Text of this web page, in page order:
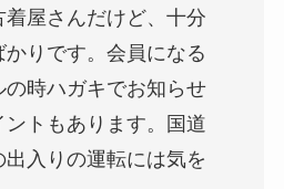
着屋さんだけど、十分
かりです。会員になる
の時ハガキでお知らせ
ントもあります。国道
入りの運転には気を